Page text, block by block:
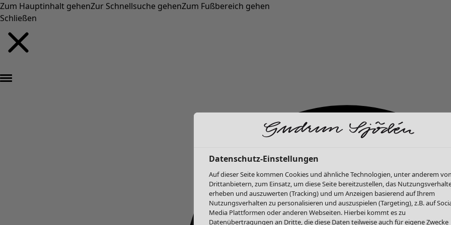
Zum Hauptinhalt gehenZur Schnellsuche gehenZum Fußbereich gehen
Schließen
Datenschutz-Einstellungen
Auf dieser Seite kommen Cookies und ähnliche Technologien, unter anderem von
Drittanbietern, zum Einsatz, um diese Seite bereitzustellen, das
erheben und auszuwerten (Tracking) und um Anzeigen basierend auf Ihrem
Nutzungsverhalten zu personalisieren und auszuspielen (Targeting), z.B. auf
Media Plattformen oder anderen Webseiten. Hierbei kommt es zu
Datenübertragungen an Dritte, die diese Daten teilweise auch für eigene Zwecke